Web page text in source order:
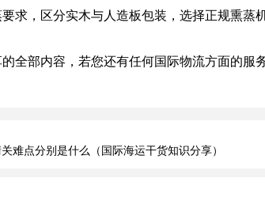
，区分实木与人造板包装，选择正规熏蒸
部内容，若您还有任何国际物流方面的服
难点分别是什么（国际海运干货知识分享）